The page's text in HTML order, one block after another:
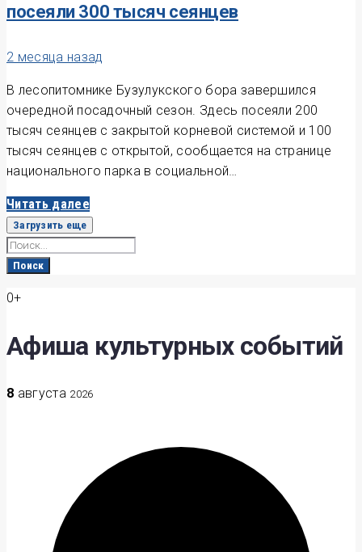
посеяли 300 тысяч сеянцев
2 месяца назад
В лесопитомнике Бузулукского бора завершился
очередной посадочный сезон. Здесь посеяли 200
тысяч сеянцев с закрытой корневой системой и 100
тысяч сеянцев с открытой, сообщается на странице
национального парка в социальной…
Читать далее
Загрузить еще
Search
for:
Поиск
0+
Афиша культурных событий
8 августа 2026